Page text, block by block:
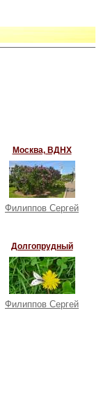
Москва, ВДНХ
Филиппов Сергей
Долгопрудный
Филиппов Сергей